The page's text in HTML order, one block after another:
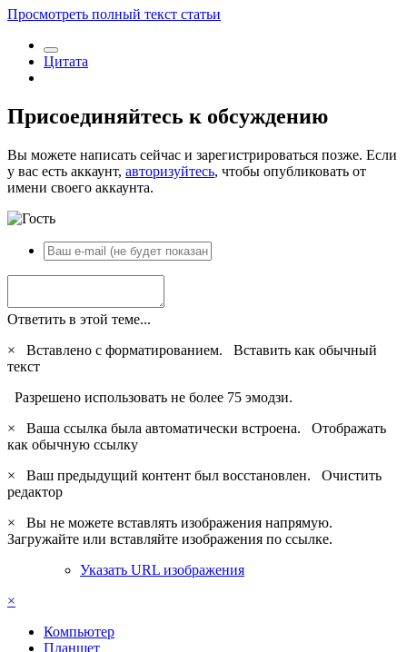
Просмотреть полный текст статьи
Цитата
Присоединяйтесь к обсуждению
Вы можете написать сейчас и зарегистрироваться позже. Если
у вас есть аккаунт, авторизуйтесь, чтобы опубликовать от
имени своего аккаунта.
Ответить в этой теме...
×
Вставлено с форматированием. Вставить как обычный
текст
Разрешено использовать не более 75 эмодзи.
×
Ваша ссылка была автоматически встроена. Отображать
как обычную ссылку
×
Ваш предыдущий контент был восстановлен. Очистить
редактор
×
Вы не можете вставлять изображения напрямую.
Загружайте или вставляйте изображения по ссылке.
Указать URL изображения
×
Компьютер
Планшет